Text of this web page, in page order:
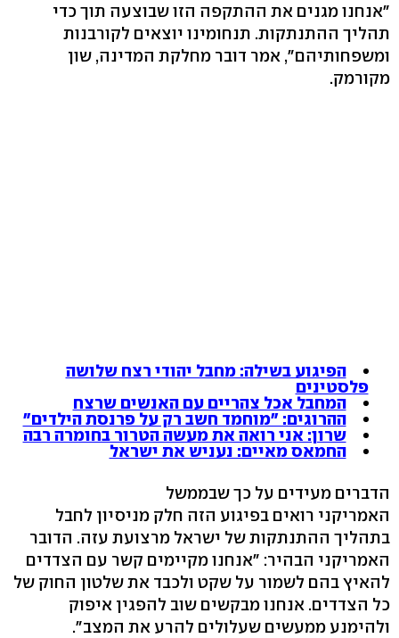
"אנחנו מגנים את ההתקפה הזו שבוצעה תוך כדי
תהליך ההתנתקות. תנחומינו יוצאים לקורבנות
ומשפחותיהם", אמר דובר מחלקת המדינה, שון
מקורמק.
הפיגוע בשילה: מחבל יהודי רצח שלושה
פלסטינים
המחבל אכל צהריים עם האנשים שרצח
ההרוגים: "מוחמד חשב רק על פרנסת הילדים"
שרון: אני רואה את מעשה הטרור בחומרה רבה
החמאס מאיים: נעניש את ישראל
הדברים מעידים על כך שבממשל
האמריקני רואים בפיגוע הזה חלק מניסיון לחבל
בתהליך ההתנתקות של ישראל מרצועת עזה. הדובר
האמריקני הבהיר: "אנחנו מקיימים קשר עם הצדדים
להאיץ בהם לשמור על שקט ולכבד את שלטון החוק של
כל הצדדים. אנחנו מבקשים שוב להפגין איפוק
ולהימנע ממעשים שעלולים להרע את המצב".